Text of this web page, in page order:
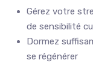
Gérez votre
de sensibilité
Dormez
se régénérer